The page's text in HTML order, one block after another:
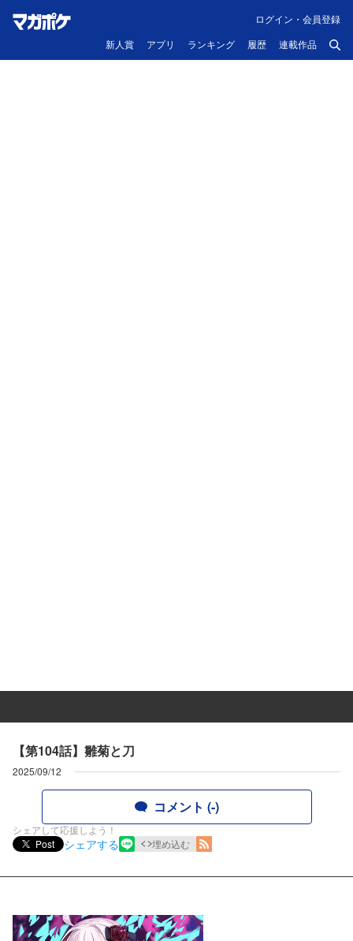
新人賞 アプリ ランキング 履歴 連載作品
ログイン・会員登録
【第104話】雛菊と刀
2025/09/12
コメント (-)
シェアして応援しよう！
Post
シェアする 埋め込む